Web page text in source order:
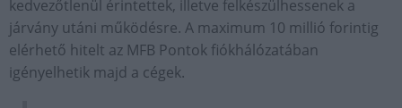
kedvezőtlenül érintettek, illetve felkészülhessenek a
járvány utáni működésre. A maximum 10 millió forintig
elérhető hitelt az MFB Pontok fiókhálózatában
igényelhetik majd a cégek.